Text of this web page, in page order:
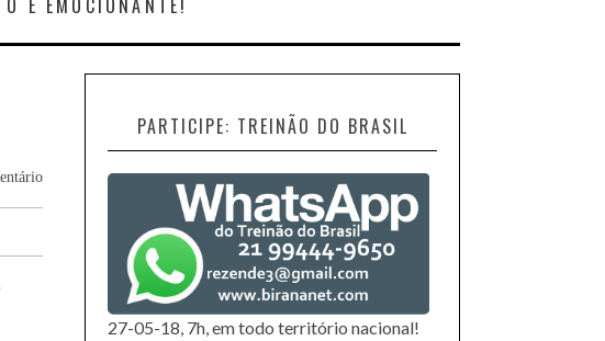
É EMOCIONANTE!
PARTICIPE: TREINÃO DO BRASIL
27-05-18, 7h, em todo território nacional!